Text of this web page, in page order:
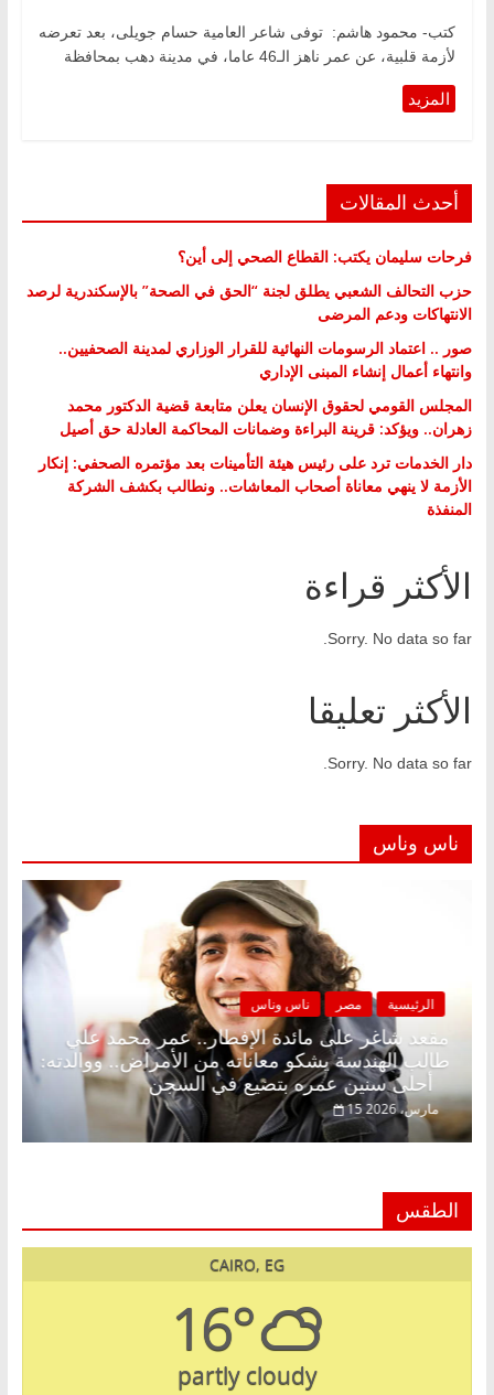
كتب- محمود هاشم: توفى شاعر العامية حسام جويلى، بعد تعرضه
لأزمة قلبية، عن عمر ناهز الـ46 عاما، في مدينة دهب بمحافظة
أحدث المقالات
فرحات سليمان يكتب: القطاع الصحي إلى أين؟
حزب التحالف الشعبي يطلق لجنة “الحق في الصحة” بالإسكندرية لرصد
الانتهاكات ودعم المرضى
صور .. اعتماد الرسومات النهائية للقرار الوزاري لمدينة الصحفيين..
وانتهاء أعمال إنشاء المبنى الإداري
المجلس القومي لحقوق الإنسان يعلن متابعة قضية الدكتور محمد
زهران.. ويؤكد: قرينة البراءة وضمانات المحاكمة العادلة حق أصيل
دار الخدمات ترد على رئيس هيئة التأمينات بعد مؤتمره الصحفي: إنكار
الأزمة لا ينهي معاناة أصحاب المعاشات.. ونطالب بكشف الشركة
المنفذة
الأكثر قراءة
Sorry. No data so far.
الأكثر تعليقا
Sorry. No data so far.
ناس وناس
الرئيسية مصر ناس وناس
مقعد شاغر على مائدة الإفطار.. عمر محمد علي
طالب الهندسة يشكو معاناته من الأمراض.. ووالدته:
أحلى سنين عمره بتضيع في السجن
15 مارس، 2026
الطقس
CAIRO, EG
16°
partly cloudy